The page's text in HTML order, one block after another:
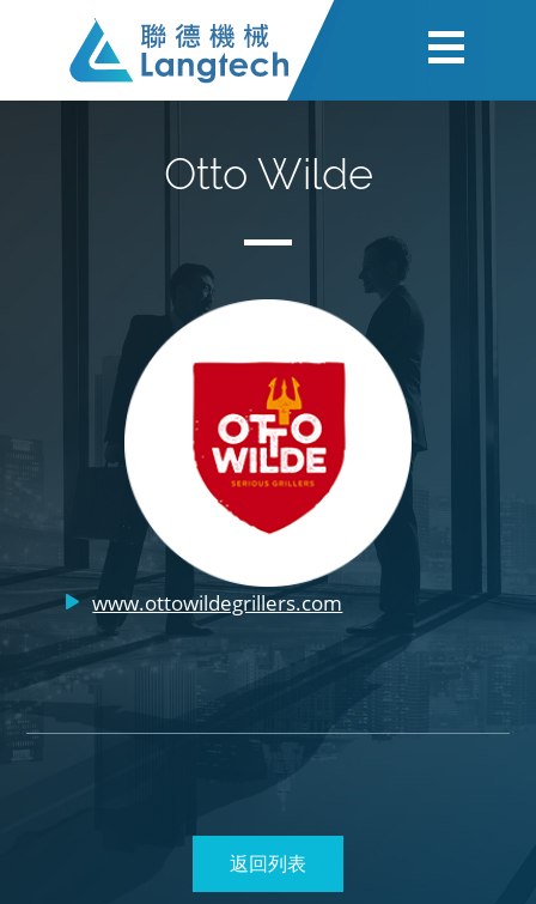
Otto Wilde
www.ottowildegrillers.com
返回列表